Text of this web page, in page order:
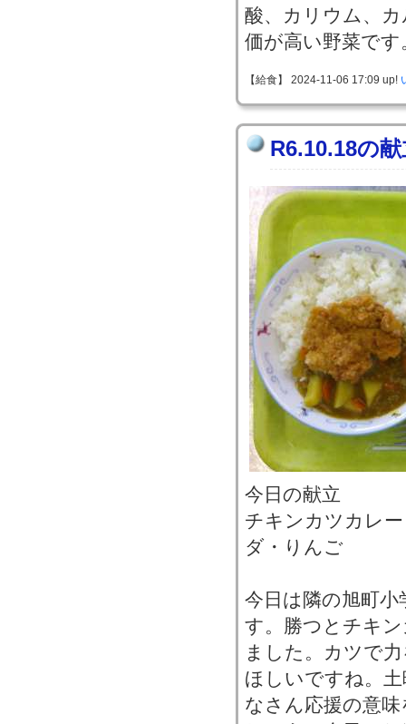
酸、カリウム、
価が高い野菜です
【給食】 2024-11-06 17:09 up!
R6.10.18の
今日の献立
チキンカツカレ
ダ・りんご
今日は隣の旭町小
す。勝つとチキ
ました。カツで
ほしいですね。
なさん応援の意